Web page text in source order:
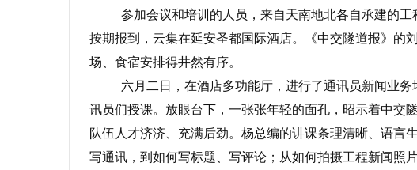
参加会议和培训的人员，来自天南地北各自承建的
按期报到，云集在延安圣都国际酒店。《中交隧道报》的
场、食宿安排得井然有序。
六月二日，在酒店多功能厅，进行了通讯员新闻业
讯员们授课。放眼台下，一张张年轻的面孔，昭示着中交
队伍人才济济、充满后劲。杨总编的讲课条理清晰、语言
写通讯，到如何写标题、写评论；从如何拍摄工程新闻照